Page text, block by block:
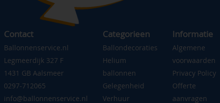
Contact
Ballonnenservice.nl
Legmeerdijk 327 F
1431 GB Aalsmeer
0297-712065
info@ballonnenservice.nl
Categorieen
Ballondecoraties
Helium
ballonnen
Gelegenheid
Verhuur
Informatie
Algemene
voorwaarden
Privacy Policy
Offerte
aanvragen